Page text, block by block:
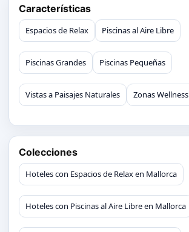
Características
Espacios de Relax Piscinas al Aire Libre
Piscinas Grandes Piscinas Pequeñas
Vistas a Paisajes Naturales Zonas Wellness
Colecciones
Hoteles con Espacios de Relax en Mallorca
Hoteles con Piscinas al Aire Libre en Mallorca